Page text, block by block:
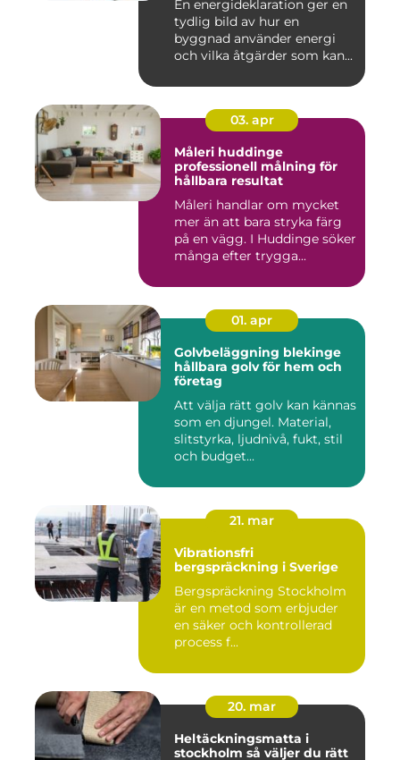
En energideklaration ger en
tydlig bild av hur en
byggnad använder energi
och vilka åtgärder som kan...
03. apr
Måleri huddinge
professionell målning för
hållbara resultat
Måleri handlar om mycket
mer än att bara stryka färg
på en vägg. I Huddinge söker
många efter trygga...
01. apr
Golvbeläggning blekinge
hållbara golv för hem och
företag
Att välja rätt golv kan kännas
som en djungel. Material,
slitstyrka, ljudnivå, fukt, stil
och budget...
21. mar
Vibrationsfri
bergspräckning i Sverige
Bergspräckning Stockholm
är en metod som erbjuder
en säker och kontrollerad
process f...
20. mar
Heltäckningsmatta i
stockholm så väljer du rätt